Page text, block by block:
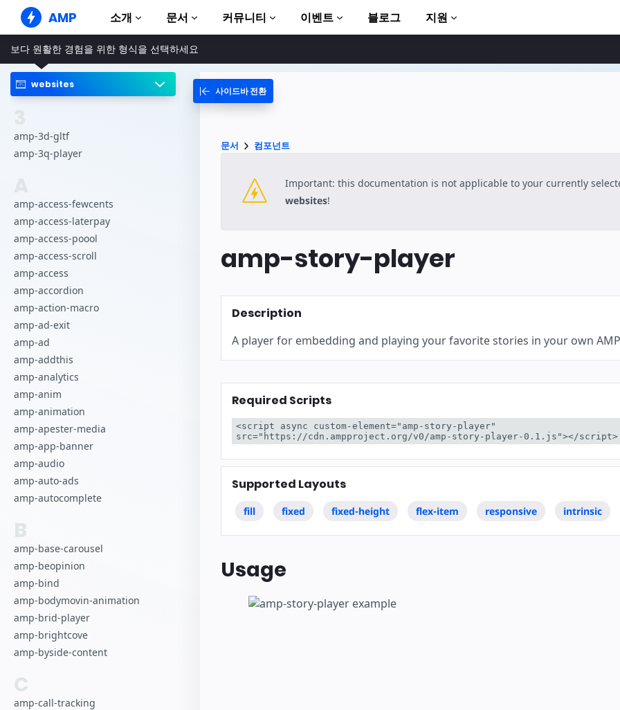
AMP 소개
AMP 웹사이트
완벽한 웹 경험 창출
Web Stories
누구나 가볍게 즐길 수 있는 스토리
문서
가이드 및 튜토리얼
AMP 이용방법 안내
AMP 라이브러리
Hands-on introduction to AMP
바로 사용 가능
제작 시작하기
커뮤니티 이벤트 블로그 지원
보다 원활한 경험을 위한 형식을 선택하세요
websites
amp-3d-gltf
amp-3q-player
amp-access-fewcents
amp-access-laterpay
amp-access-poool
amp-access-scroll
amp-access
amp-accordion
amp-action-macro
amp-ad-exit
amp-ad
amp-addthis
amp-analytics
amp-anim
amp-animation
amp-apester-media
amp-app-banner
amp-audio
amp-auto-ads
amp-autocomplete
B
amp-base-carousel
amp-beopinion
amp-bind
amp-bodymovin-animation
amp-brid-player
amp-brightcove
amp-byside-content
C
amp-call-tracking
사이드바 전환
문서 컴포넌트
Important: this documentation is not applicable to your currently
websites!
amp-story-player
Description
A player for embedding and playing your favorite stories in your own
Required Scripts
<script async custom-element="amp-story-player"
src="https://cdn.ampproject.org/v0/amp-story-player-0.1.js"></script>
Supported Layouts
fill fixed fixed-height flex-item responsive intrinsic
Usage